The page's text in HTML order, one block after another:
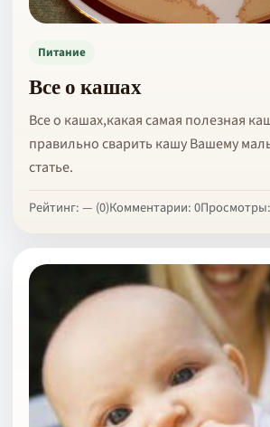
Питание
Все о кашах
Все о кашах,какая самая полезная
правильно сварить кашу Вашему
статье.
Рейтинг: — (0)Комментарии: 0